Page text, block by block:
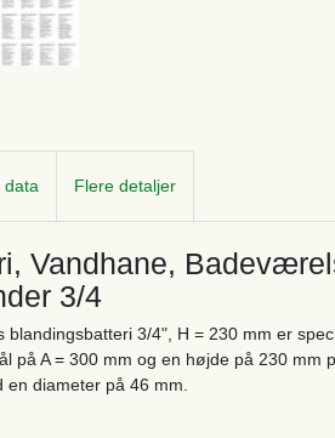
data Flere detaljer
Vandhane,
3/4
blandingsbatteri 3/4", H = 230 mm er
på A = 300 mm og en højde på 230 mm
en diameter på 46 mm.